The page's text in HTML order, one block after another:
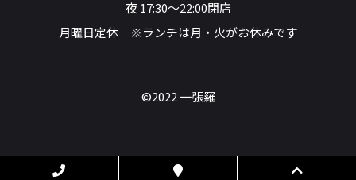
夜 17:30～22:00閉店
月曜日定休 ※ランチは月・火がお休みです
©2022 一張羅